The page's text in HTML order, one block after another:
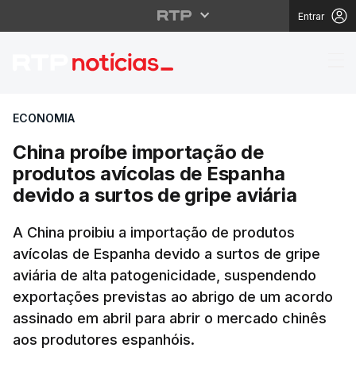
Entrar
China proíbe
ECONOMIA
China proíbe importação de
produtos avícolas de Espanha
devido a surtos de gripe aviária
A China proibiu a importação de produtos
avícolas de Espanha devido a surtos de gripe
aviária de alta patogenicidade, suspendendo
exportações previstas ao abrigo de um acordo
assinado em abril para abrir o mercado chinês
aos produtores espanhóis.